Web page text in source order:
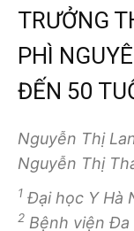
TRƯỞNG
PHÌ
ĐẾN 50
Nguyễn Thị
Nguyễn Thị
1 Đại học Y Hà
2 Bệnh viện